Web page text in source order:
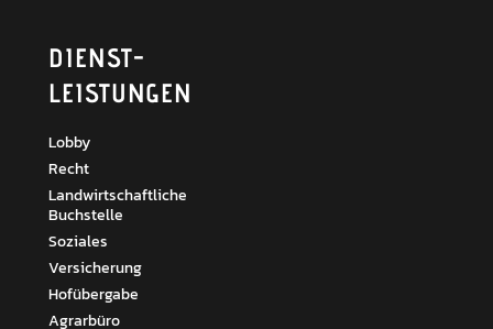
DIENST­
LEISTUNGEN
Lobby
Recht
Landwirtschaftliche
Buchstelle
Soziales
Versicherung
Hofübergabe
Agrarbüro